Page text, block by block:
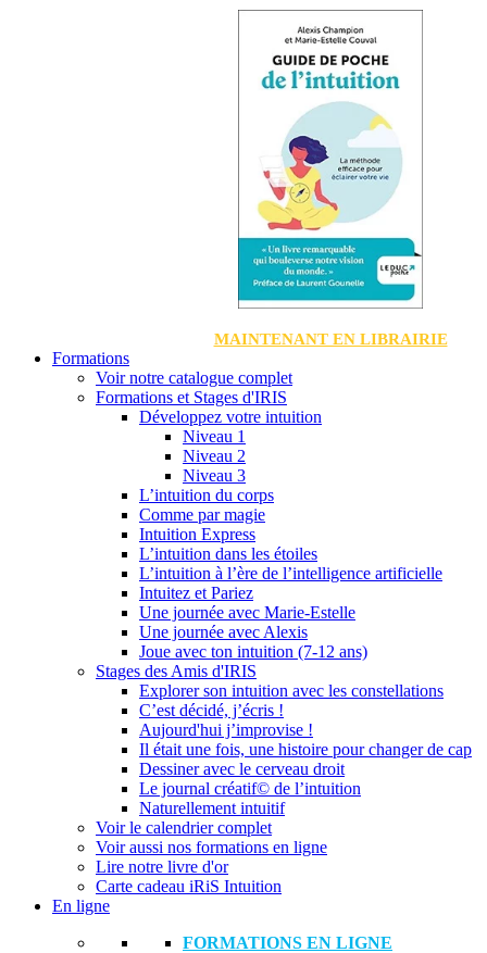
MAINTENANT EN LIBRAIRIE
Formations
Voir notre catalogue complet
Formations et Stages d'IRIS
Développez votre intuition
Niveau 1
Niveau 2
Niveau 3
L’intuition du corps
Comme par magie
Intuition Express
L’intuition dans les étoiles
L’intuition à l’ère de l’intelligence artificielle
Intuitez et Pariez
Une journée avec Marie-Estelle
Une journée avec Alexis
Joue avec ton intuition (7-12 ans)
Stages des Amis d'IRIS
Explorer son intuition avec les constellations
C’est décidé, j’écris !
Aujourd'hui j’improvise !
Il était une fois, une histoire pour changer de cap
Dessiner avec le cerveau droit
Le journal créatif© de l’intuition
Naturellement intuitif
Voir le calendrier complet
Voir aussi nos formations en ligne
Lire notre livre d'or
Carte cadeau iRiS Intuition
En ligne
FORMATIONS EN LIGNE